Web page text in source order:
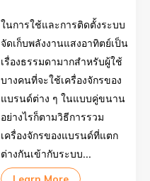
ในการใช้และการติดตั้งระบบ
จัดเก็บพลังงานแสงอาทิตย์เป็น
เรื่องธรรมดามากสำหรับผู้ใช้
บางคนที่จะใช้เครื่องจักรของ
แบรนด์ต่าง ๆ ในแบบคู่ขนาน
อย่างไรก็ตามวิธีการรวม
เครื่องจักรของแบรนด์ที่แตก
ต่างกันเข้ากับระบบ...